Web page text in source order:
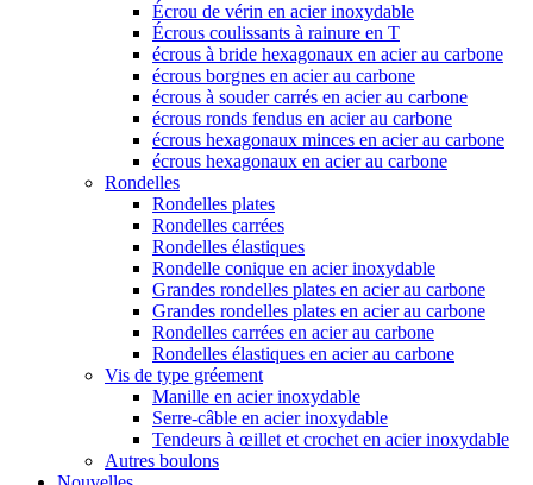
Écrou de vérin en acier inoxydable
Écrous coulissants à rainure en T
écrous à bride hexagonaux en acier au carbone
écrous borgnes en acier au carbone
écrous à souder carrés en acier au carbone
écrous ronds fendus en acier au carbone
écrous hexagonaux minces en acier au carbone
écrous hexagonaux en acier au carbone
Rondelles
Rondelles plates
Rondelles carrées
Rondelles élastiques
Rondelle conique en acier inoxydable
Grandes rondelles plates en acier au carbone
Grandes rondelles plates en acier au carbone
Rondelles carrées en acier au carbone
Rondelles élastiques en acier au carbone
Vis de type gréement
Manille en acier inoxydable
Serre-câble en acier inoxydable
Tendeurs à œillet et crochet en acier inoxydable
Autres boulons